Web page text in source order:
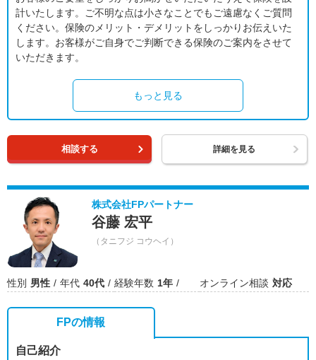
計いたします。ご不明な点は小さなことでもご遠慮なくご質問
ください。保険のメリット・デメリットをしっかりお伝えいた
します。お客様がご自身でご判断できる保険のご案内をさせて
いただきます。
もっと見る
相談する 詳細を見る
株式会社FPパートナー
谷藤 宏平
（タニフジ コウヘイ）
性別 男性 年代 40代 経験年数 1年 オンライン相談 対応
FPの情報
自己紹介